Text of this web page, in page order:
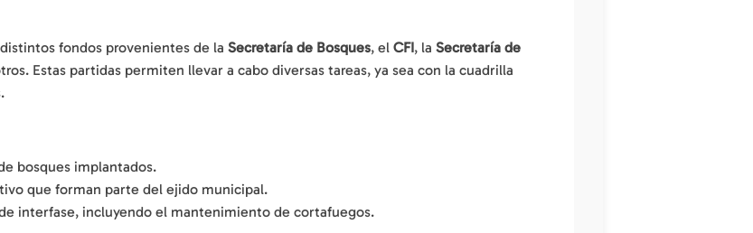
fondos provenientes de laSecretaría de Bosques, elCFI, laSecretaría de
Estas partidas permiten llevar a cabo diversas tareas, ya sea con la cuadrilla
bosques implantados.
que forman parte del ejido municipal.
interfase, incluyendo el mantenimiento de cortafuegos.